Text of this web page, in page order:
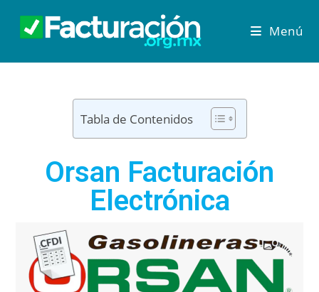
Menú
Tabla de Contenidos
Orsan Facturación
Electrónica